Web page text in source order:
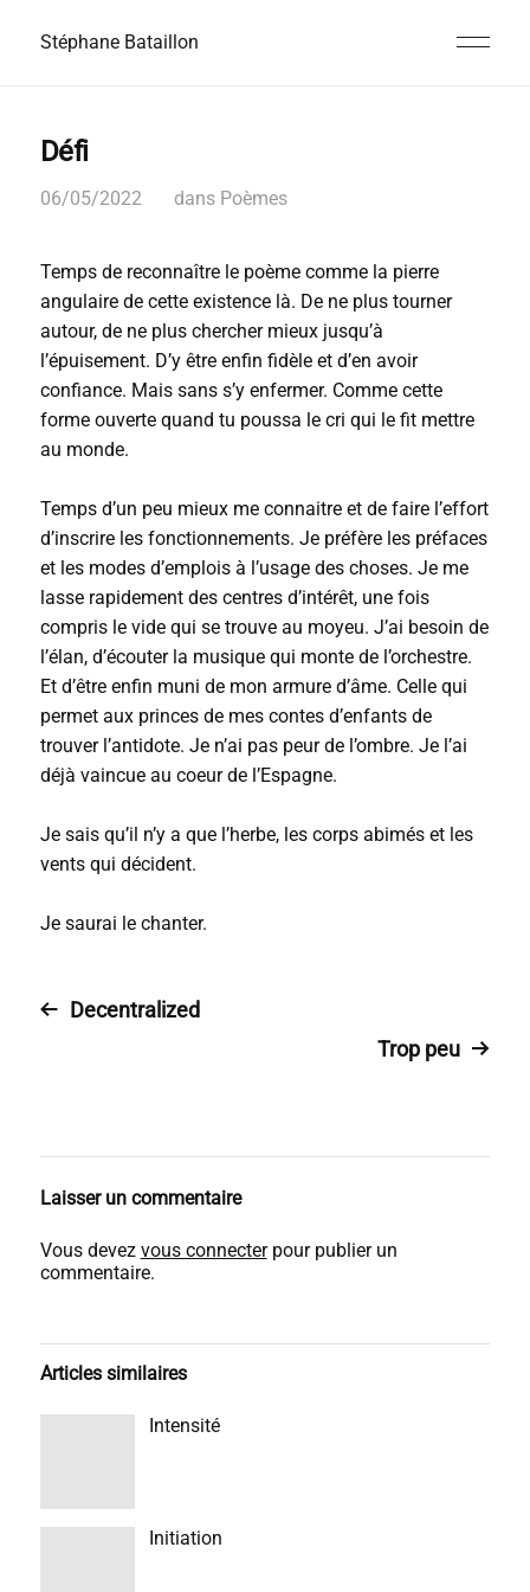
Stéphane Bataillon
Défi
06/05/2022 dans Poèmes
Temps de reconnaître le poème comme la pierre
angulaire de cette existence là. De ne plus tourner
autour, de ne plus chercher mieux jusqu’à
l’épuisement. D’y être enfin fidèle et d’en avoir
confiance. Mais sans s’y enfermer. Comme cette
forme ouverte quand tu poussa le cri qui le fit mettre
au monde.
Temps d’un peu mieux me connaitre et de faire l’effort
d’inscrire les fonctionnements. Je préfère les préfaces
et les modes d’emplois à l’usage des choses. Je me
lasse rapidement des centres d’intérêt, une fois
compris le vide qui se trouve au moyeu. J’ai besoin de
l’élan, d’écouter la musique qui monte de l’orchestre.
Et d’être enfin muni de mon armure d’âme. Celle qui
permet aux princes de mes contes d’enfants de
trouver l’antidote. Je n’ai pas peur de l’ombre. Je l’ai
déjà vaincue au coeur de l’Espagne.
Je sais qu’il n’y a que l’herbe, les corps abimés et les
vents qui décident.
Je saurai le chanter.
Decentralized
Trop peu
Laisser un commentaire
Vous devez vous connecterpour publier un
commentaire.
Articles similaires
Intensité
Initiation